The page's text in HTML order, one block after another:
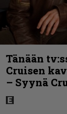
Tänään
Cruisen
– Syynä